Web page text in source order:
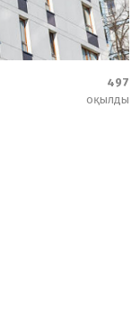
497
оқылды